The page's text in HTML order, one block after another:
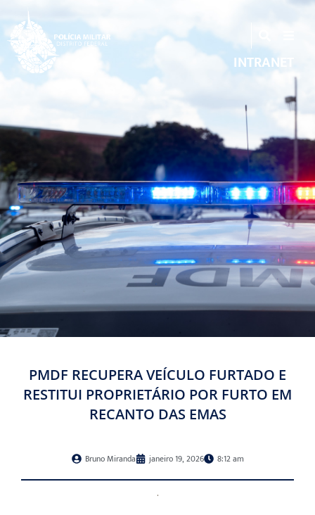
INTRANET
PMDF RECUPERA VEÍCULO FURTADO E
RESTITUI PROPRIETÁRIO POR FURTO EM
RECANTO DAS EMAS
Bruno Miranda janeiro 19, 2026 8:12 am